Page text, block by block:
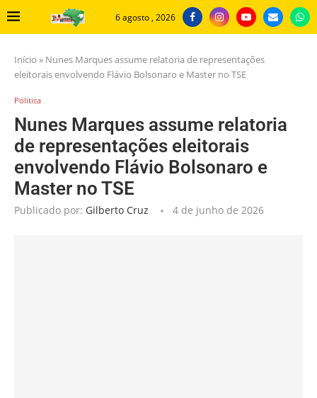
6 agosto , 2026
Início » Nunes Marques assume relatoria de representações
eleitorais envolvendo Flávio Bolsonaro e Master no TSE
Politica
Nunes Marques assume relatoria
de representações eleitorais
envolvendo Flávio Bolsonaro e
Master no TSE
Publicado por: Gilberto Cruz 4 de junho de 2026